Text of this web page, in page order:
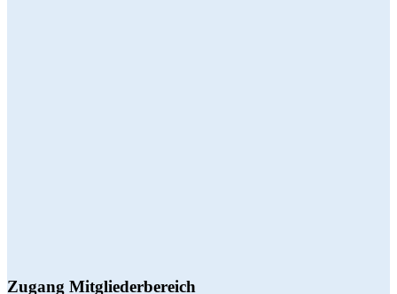
Zugang Mitgliederbereich